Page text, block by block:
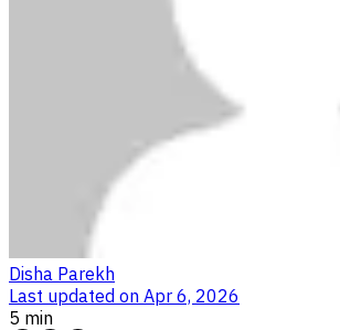
Disha Parekh
Last updated on Apr 6, 2026
5 min